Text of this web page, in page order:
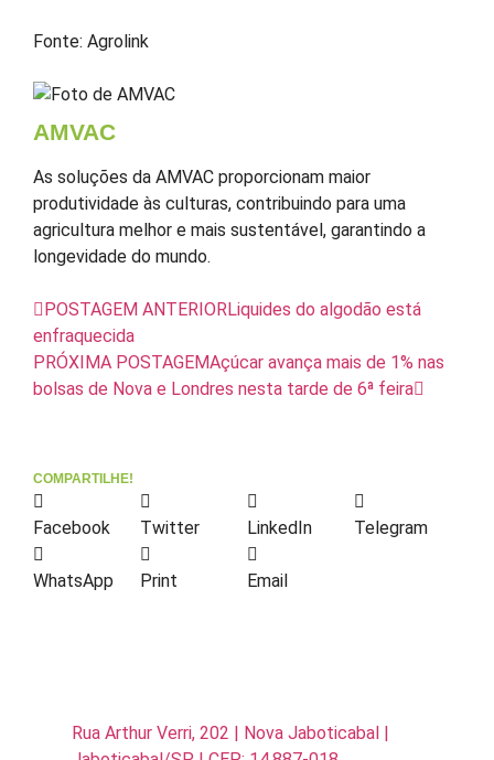
Fonte: Agrolink
AMVAC
As soluções da AMVAC proporcionam maior
produtividade às culturas, contribuindo para uma
agricultura melhor e mais sustentável, garantindo a
longevidade do mundo.
POSTAGEM ANTERIORLiquides do algodão está
enfraquecida
PRÓXIMA POSTAGEMAçúcar avança mais de 1% nas
bolsas de Nova e Londres nesta tarde de 6ª feira
COMPARTILHE!
Facebook Twitter LinkedIn Telegram
WhatsApp Print Email
Rua Arthur Verri, 202 | Nova Jaboticabal |